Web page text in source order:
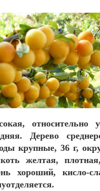
относительно
Дерево
крупные, 36 г,
желтая,
хороший, кисло-